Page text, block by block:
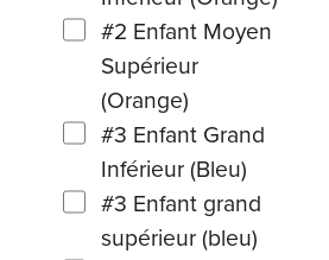
#2 Enfant Moyen
Supérieur
(Orange)
#3 Enfant Grand
Inférieur (Bleu)
#3 Enfant grand
supérieur (bleu)